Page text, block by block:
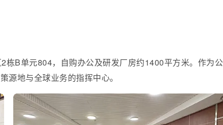
B单元804，自购办公及研发厂房约1400平方米。作为
源地与全球业务的指挥中心。